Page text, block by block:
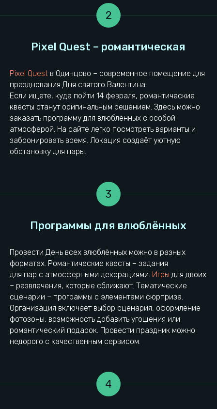
2
Pixel Quest в Одинцово – современное помещение для
празднования Дня святого Валентина.
Если ищете, куда пойти 14 февраля, романтические
квесты станут оригинальным решением. Здесь можно
заказать программу для влюблённых с особой
атмосферой. На сайте легко посмотреть варианты и
забронировать время. Локация создаёт уютную
обстановку для пары.
3
Провести День всех влюблённых можно в разных
форматах. Романтические квесты – задания
для пар с атмосферными декорациями. Игры для двоих
– развлечения, которые сближают. Тематические
сценарии – программы с элементами сюрприза.
Организация включает выбор сценария, оформление
фотозоны, возможность добавить угощения или
романтический подарок. Провести праздник можно
недорого с качественным сервисом.
4
Личный опыт празднования